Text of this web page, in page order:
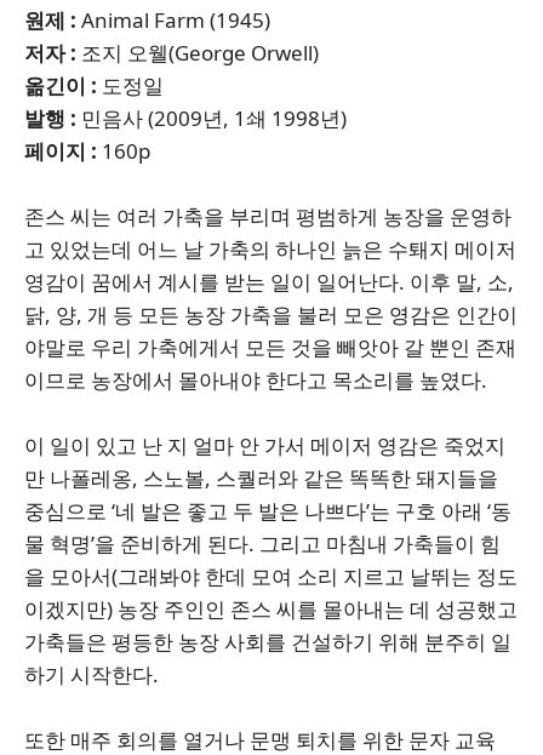
원제 : Animal Farm (1945)
저자 : 조지 오웰(George Orwell)
옮긴이 : 도정일
발행 : 민음사 (2009년, 1쇄 1998년)
페이지 : 160p
존스 씨는 여러 가축을 부리며 평범하게 농장을 운영하
고 있었는데 어느 날 가축의 하나인 늙은 수퇘지 메이저
영감이 꿈에서 계시를 받는 일이 일어난다. 이후 말, 소,
닭, 양, 개 등 모든 농장 가축을 불러 모은 영감은 인간이
야말로 우리 가축에게서 모든 것을 빼앗아 갈 뿐인 존재
이므로 농장에서 몰아내야 한다고 목소리를 높였다.
이 일이 있고 난 지 얼마 안 가서 메이저 영감은 죽었지
만 나폴레옹, 스노볼, 스퀄러와 같은 똑똑한 돼지들을
중심으로 ‘네 발은 좋고 두 발은 나쁘다’는 구호 아래 ‘동
물 혁명’을 준비하게 된다. 그리고 마침내 가축들이 힘
을 모아서(그래봐야 한데 모여 소리 지르고 날뛰는 정도
이겠지만) 농장 주인인 존스 씨를 몰아내는 데 성공했고
가축들은 평등한 농장 사회를 건설하기 위해 분주히 일
하기 시작한다.
또한 매주 회의를 열거나 문맹 퇴치를 위한 문자 교육